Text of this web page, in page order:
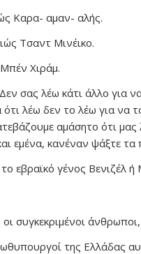
Καρα- αμαν- αλής.
Τσαντ Μινέικο.
Χιράμ.
σας λέω κάτι άλλο για
λέω δεν το λέω για να
αμάσητο ότι μας
εμένα, κανέναν ψάξτε τα
εβραϊκό γένος Βενιζέλ
συγκεκριμένοι
της Ελλάδας